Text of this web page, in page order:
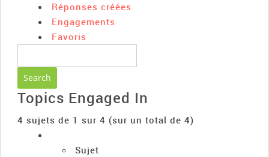
Réponses créées
Engagements
Favoris
Topics Engaged In
4 sujets de 1 sur 4 (sur un total de 4)
Sujet